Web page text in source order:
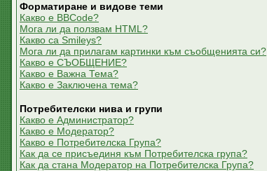
Форматиране и видове теми
Какво е BBCode?
Мога ли да ползвам HTML?
Какво са Smileys?
Мога ли да прилагам картинки към съобщенията си?
Какво е СЪОБЩЕНИЕ?
Какво е Важна Тема?
Какво е Заключена тема?
Потребителски нива и групи
Какво е Администратор?
Какво е Модератор?
Какво е Потребителска Група?
Как да се присъединя към Потребителска група?
Как да стана Модератор на Потребителска Група?